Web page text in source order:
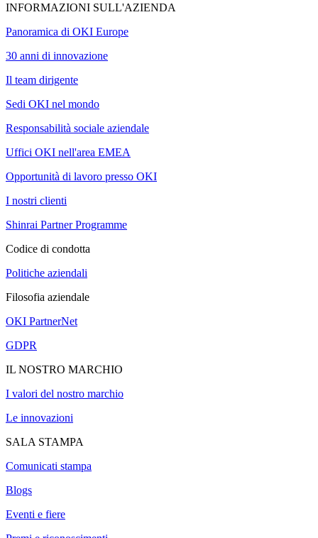
INFORMAZIONI SULL'AZIENDA
Panoramica di OKI Europe
30 anni di innovazione
Il team dirigente
Sedi OKI nel mondo
Responsabilità sociale aziendale
Uffici OKI nell'area EMEA
Opportunità di lavoro presso OKI
I nostri clienti
Shinrai Partner Programme
Codice di condotta
Politiche aziendali
Filosofia aziendale
OKI PartnerNet
GDPR
IL NOSTRO MARCHIO
I valori del nostro marchio
Le innovazioni
SALA STAMPA
Comunicati stampa
Blogs
Eventi e fiere